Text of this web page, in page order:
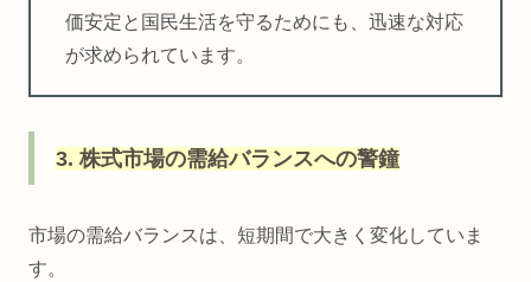
価安定と国民生活を守るためにも、迅速な対応
が求められています。
3. 株式市場の需給バランスへの警鐘
市場の需給バランスは、短期間で大きく変化していま
す。